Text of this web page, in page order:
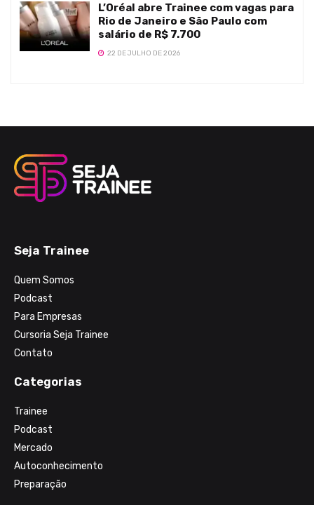
L’Oréal abre Trainee com vagas para
Rio de Janeiro e São Paulo com
salário de R$ 7.700
22 DE JULHO DE 2026
Seja Trainee
Quem Somos
Podcast
Para Empresas
Cursoria Seja Trainee
Contato
Categorias
Trainee
Podcast
Mercado
Autoconhecimento
Preparação